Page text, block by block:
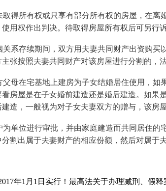
取得所有权或只享有部分所有权的房屋，在
用权作出判决。待取得房屋所有权后可另行
关系存续期间，双方用夫妻共同财产出资购
张按照夫妻共同财产对该房屋进行分割的，
父母在宅基地上建房为子女结婚居住使用，
房屋是在子女婚前建造还是婚后建造。如果
造，一般视为对子女夫妻双方的赠与，该房
为单位进行审批，并由家庭建造而共同居住
割出属于夫妻财产的相应份额，然后对属于
年1月1日实行！最高法关于办理减刑、假释